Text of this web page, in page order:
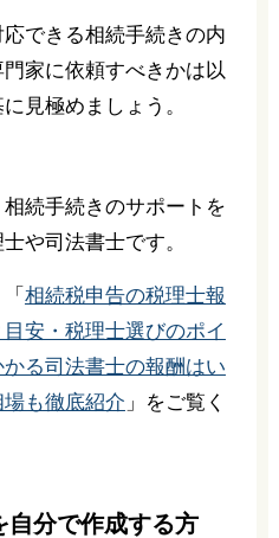
できる相続手続きの内
家に依頼すべきかは以
見極めましょう。
続手続きのサポートを
や司法書士です。
相続税申告の税理士報
安・税理士選びのポイ
る司法書士の報酬はい
も徹底紹介 」をご覧く
自分で作成する方